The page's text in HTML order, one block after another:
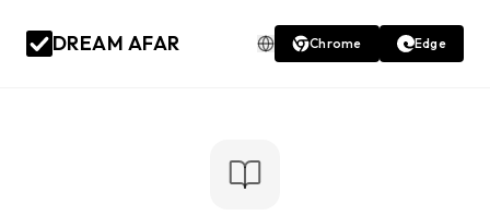
DREAM AFAR Chrome Edge